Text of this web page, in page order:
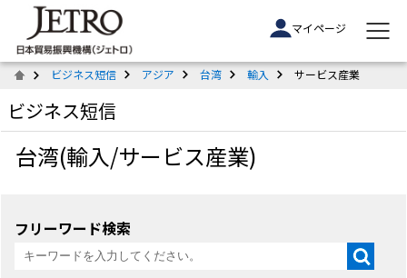
マイページ
ビジネス短信 アジア 台湾 輸入 サービス産業
ビジネス短信
台湾(輸入/サービス産業)
フリーワード検索